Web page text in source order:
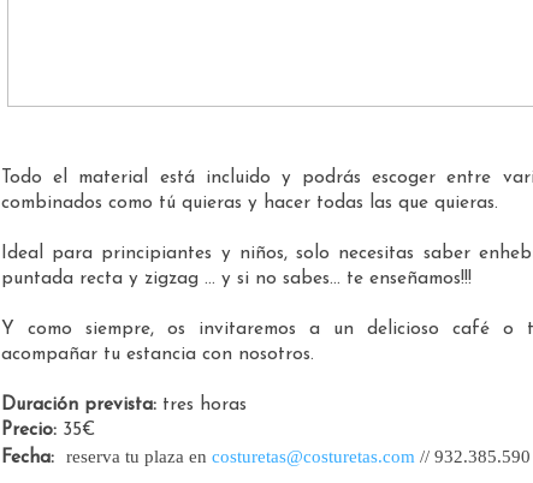
Todo el material está incluido y podrás escoger entre
combinados como tú quieras y hacer todas las que quieras.
Ideal para principiantes y niños, solo necesitas saber
puntada recta y zigzag ... y si no sabes... te enseñamos!!!
Y como siempre, os invitaremos a un delicioso café o
acompañar tu estancia con nosotros.
Duración prevista: tres horas
Precio: 35€
Fecha:
reserva tu plaza en costuretas@costuretas.com //